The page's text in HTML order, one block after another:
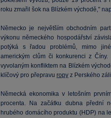
roku zmařil šok na Blízkém východě,"
Německo je největším obchodním
výkonu německého hospodářství
potýká s řadou problémů, mimo
americkým clům či konkurenci z
vyvolaným konfliktem na Blízkém
klíčový pro přepravu ropy z Perského
Německá ekonomika v letošním
procenta. Na začátku dubna přední
hrubého domácího produktu (HDP) na